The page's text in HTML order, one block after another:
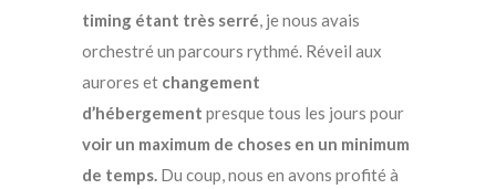
timing étant très serré, je nous avais
orchestré un parcours rythmé. Réveil aux
aurores et changement
d’hébergement presque tous les jours pour
voir un maximum de choses en un minimum
de temps. Du coup, nous en avons profité à